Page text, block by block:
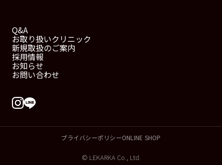
Q&A
お取り扱いクリニック
新規取扱のご案内
採用情報
お知らせ
お問い合わせ
プライバシーポリシーONLINE SHOP
© LEKARKA Co., Ltd.